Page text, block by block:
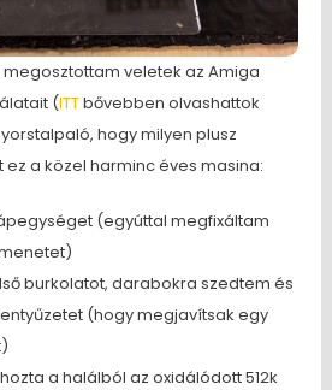
veletek az Amiga
(ITTbővebben olvashattok
hogy milyen plusz
a közel harminc éves masina:
(egyúttal megfixáltam
burkolatot, darabokra szedtem és
(hogy megjavítsak egy
a halálból az oxidálódott 512k